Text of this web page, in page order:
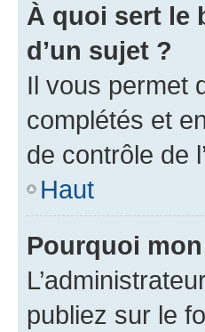
À quoi sert le
d’un sujet ?
Il vous permet
complétés et
de contrôle de
Haut
Pourquoi
publiez sur le